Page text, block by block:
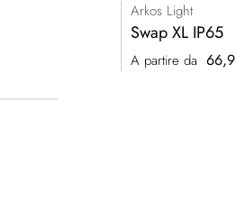
Arkos Light
Swap XL IP65
A partire da